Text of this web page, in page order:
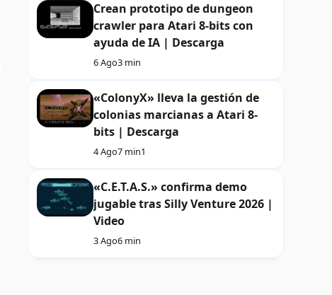
Crean prototipo de dungeon
crawler para Atari 8-bits con
ayuda de IA | Descarga
6 Ago3 min
«ColonyX» lleva la gestión de
colonias marcianas a Atari 8-
bits | Descarga
4 Ago7 min1
«C.E.T.A.S.» confirma demo
jugable tras Silly Venture 2026 |
Video
3 Ago6 min